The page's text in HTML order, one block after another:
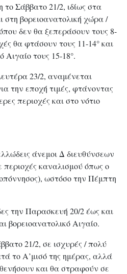
το Σάββατο 21/2, ιδίως στα
στη βορειοανατολική χώρα /
δεν θα ξεπεράσουν τους 8-
θα φτάσουν τους 11-14° και
Αιγαίο τους 15-18°.
23/2, αναμένεται
την εποχή τιμές, φτάνοντας
περιοχές και στο νότιο
άνεμοι Δ διευθύνσεων
περιοχές καναλισμού όπως ο
ωστόσο την Πέμπτη
την Παρασκευή 20/2 έως και
βορειοανατολικό Αιγαίο.
21/2, σε ισχυρές / πολύ
το Α’μισό της ημέρας, αλλά
και θα στραφούν σε